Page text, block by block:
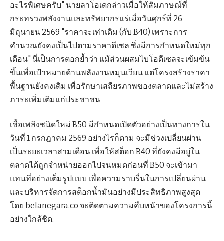
อะไรพิเศษครับ" นายลาโอเดกล่าวเมื่อให้สัมภาษณ์ที่
กระทรวงพลังงานและทรัพยากรแร่เมื่อวันศุกร์ที่ 26
มิถุนายน 2569 "ราคาจะเท่าเดิม (กับ B40) เพราะการ
คำนวณยังคงเป็นไปตามราคาดีเซล ซึ่งมีการกำหนดใหม่ทุก
เดือน" นี่เป็นการตอกย้ำว่า แม้ส่วนผสมไบโอดีเซลจะเข้มข้น
ขึ้นเพื่อเป้าหมายด้านพลังงานหมุนเวียน แต่โครงสร้างราคา
พื้นฐานยังคงเดิม เพื่อรักษาเสถียรภาพของตลาดและไม่สร้าง
ภาระเพิ่มเติมแก่ประชาชน
เชื้อเพลิงชนิดใหม่ B50 มีกำหนดเปิดตัวอย่างเป็นทางการใน
วันที่ 1 กรกฎาคม 2569 อย่างไรก็ตาม จะมีช่วงเปลี่ยนผ่าน
เป็นระยะเวลาสามเดือน เพื่อให้สต็อก B40 ที่ยังคงมีอยู่ใน
ตลาดได้ถูกจำหน่ายออกไปจนหมดก่อนที่ B50 จะเข้ามา
แทนที่อย่างเต็มรูปแบบ เพื่อความราบรื่นในการเปลี่ยนผ่าน
และบริหารจัดการสต็อกน้ำมันอย่างมีประสิทธิภาพสูงสุด
โดย belanegara.co จะติดตามความคืบหน้าของโครงการนี้
อย่างใกล้ชิด.